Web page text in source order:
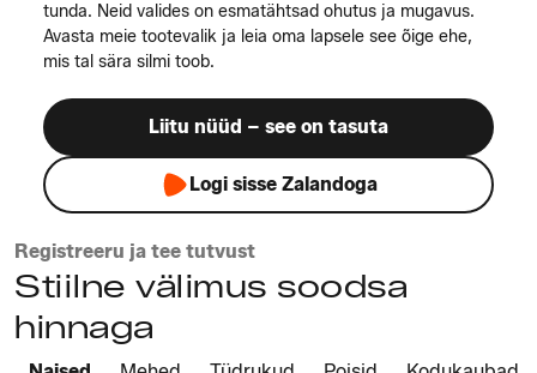
tunda. Neid valides on esmatähtsad ohutus ja mugavus.
Avasta meie tootevalik ja leia oma lapsele see õige ehe,
mis tal sära silmi toob.
Liitu nüüd – see on tasuta
Logi sisse Zalandoga
Registreeru ja tee tutvust
Stiilne välimus soodsa
hinnaga